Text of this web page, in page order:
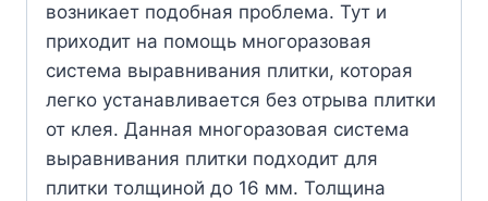
возникает подобная проблема. Тут и
приходит на помощь многоразовая
система выравнивания плитки, которая
легко устанавливается без отрыва плитки
от клея. Данная многоразовая система
выравнивания плитки подходит для
плитки толщиной до 16 мм. Толщина